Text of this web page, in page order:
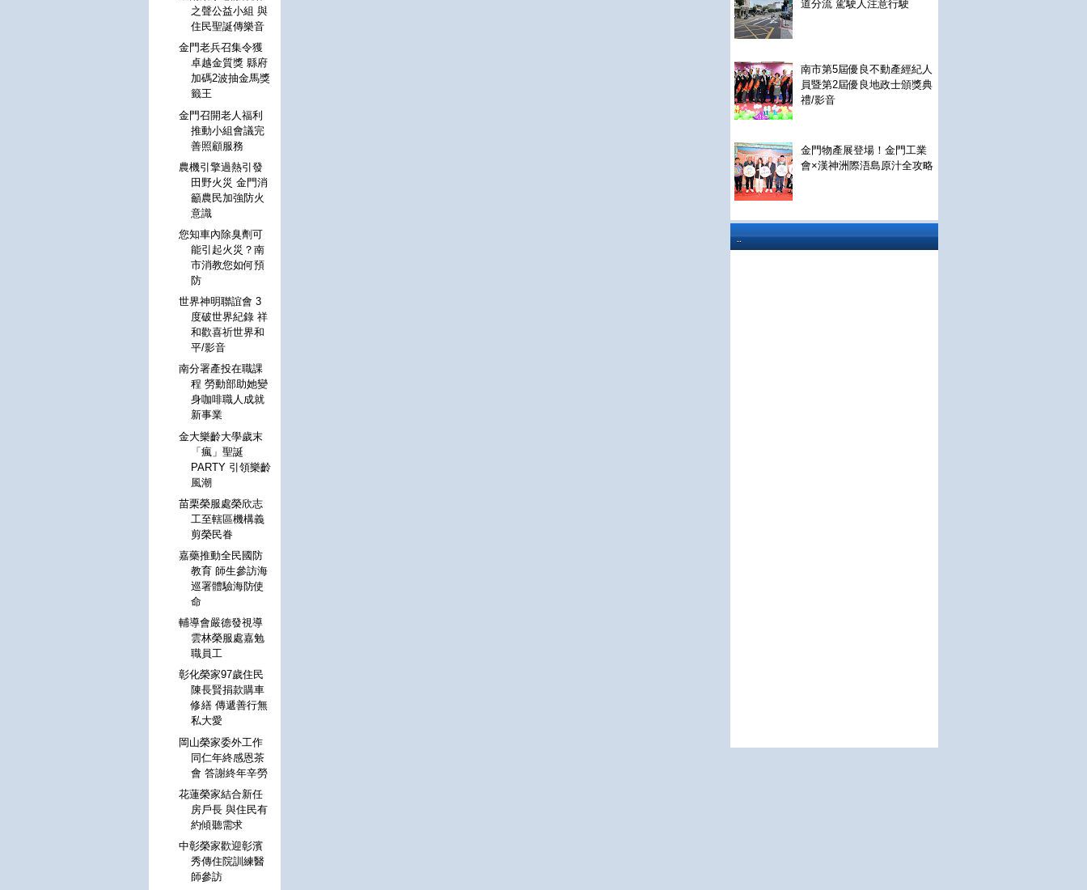
道分流 駕駛人注意行駛
南市第5屆優良不動產經紀人
員暨第2屆優良地政士頒獎典
禮/影音
金門物產展登場！金門工業
會×漢神洲際浯島原汁全攻略
..
之聲公益小組 與
住民聖誕傳樂音
金門老兵召集令獲
卓越金質獎 縣府
加碼2波抽金馬獎
籤王
金門召開老人福利
推動小組會議完
善照顧服務
農機引擎過熱引發
田野火災 金門消
籲農民加強防火
意識
您知車內除臭劑可
能引起火災？南
市消教您如何預
防
世界神明聯誼會 3
度破世界紀錄 祥
和歡喜祈世界和
平/影音
南分署產投在職課
程 勞動部助她變
身咖啡職人成就
新事業
金大樂齡大學歲末
「瘋」聖誕
PARTY 引領樂齡
風潮
苗栗榮服處榮欣志
工至轄區機構義
剪榮民眷
嘉藥推動全民國防
教育 師生參訪海
巡署體驗海防使
命
輔導會嚴德發視導
雲林榮服處嘉勉
職員工
彰化榮家97歲住民
陳長賢捐款購車
修繕 傳遞善行無
私大愛
岡山榮家委外工作
同仁年終感恩茶
會 答謝終年辛勞
花蓮榮家結合新任
房戶長 與住民有
約傾聽需求
中彰榮家歡迎彰濱
秀傳住院訓練醫
師參訪